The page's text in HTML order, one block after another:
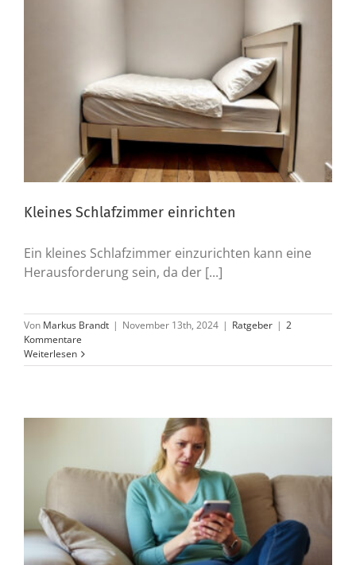
Kleines Schlafzimmer einrichten
Ein kleines Schlafzimmer einzurichten kann eine
Herausforderung sein, da der [...]
Von Markus Brandt | November 13th, 2024 | Ratgeber | 2
Kommentare
Weiterlesen